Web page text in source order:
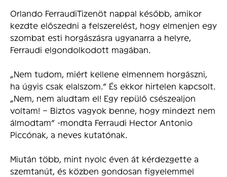
Orlando FerraudiTizenöt nappal később, amikor
kezdte előszedni a felszerelést, hogy elmenjen egy
szombat esti horgászásra ugyanarra a helyre,
Ferraudi elgondolkodott magában.
„Nem tudom, miért kellene elmennem horgászni,
ha úgyis csak elalszom.” És ekkor hirtelen kapcsolt.
„Nem, nem aludtam el! Egy repülő csészealjon
voltam! – Biztos vagyok benne, hogy mindezt nem
álmodtam” -mondta Ferraudi Hector Antonio
Piccónak, a neves kutatónak.
Miután több, mint nyolc éven át kérdezgette a
szemtanút, és közben gondosan figyelemmel